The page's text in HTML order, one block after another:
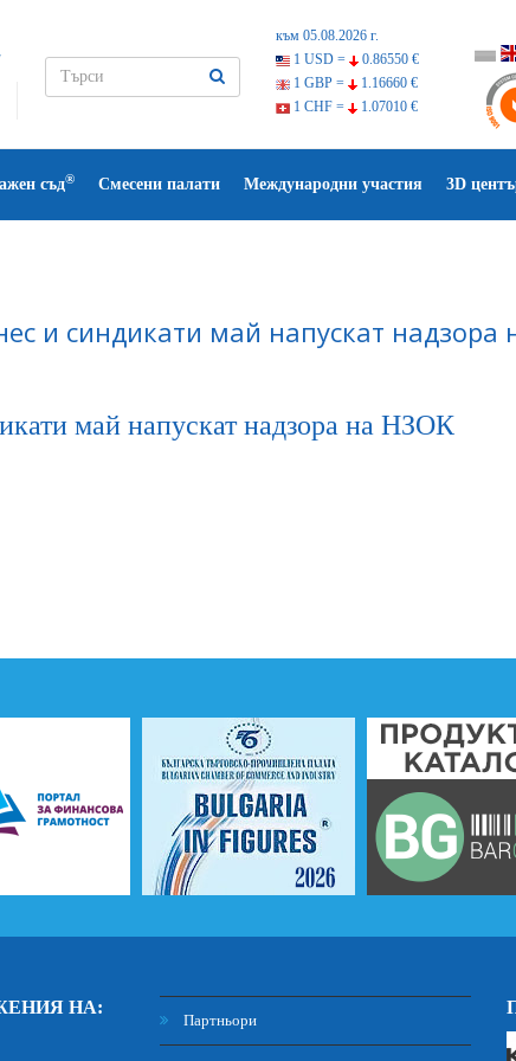
към 05.08.2026 г.
1 USD =
0.86550 €
1 GBP =
1.16660 €
1 CHF =
1.07010 €
съд® Смесени палати Международни участия 3D
и синдикати май напускат надзора
май напускат надзора на НЗОК
НА:
Партньори